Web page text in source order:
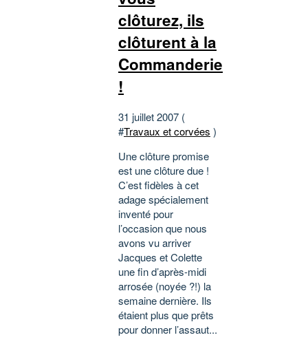
clôturez, ils
clôturent à la
Commanderie
!
31 juillet 2007 (
#Travaux et corvées )
Une clôture promise
est une clôture due !
C’est fidèles à cet
adage spécialement
inventé pour
l’occasion que nous
avons vu arriver
Jacques et Colette
une fin d’après-midi
arrosée (noyée ?!) la
semaine dernière. Ils
étaient plus que prêts
pour donner l’assaut...